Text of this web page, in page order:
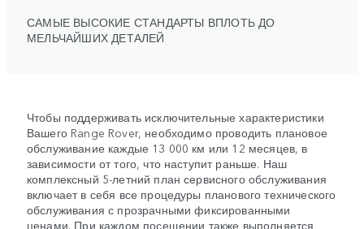
САМЫЕ ВЫСОКИЕ СТАНДАРТЫ ВПЛОТЬ ДО
МЕЛЬЧАЙШИХ ДЕТАЛЕЙ
Чтобы поддерживать исключительные характеристики
Вашего Range Rover, необходимо проводить плановое
обслуживание каждые 13 000 км или 12 месяцев, в
зависимости от того, что наступит раньше. Наш
комплексный 5-летний план сервисного обслуживания
включает в себя все процедуры планового технического
обслуживания с прозрачными фиксированными
ценами. При каждом посещении также выполняется